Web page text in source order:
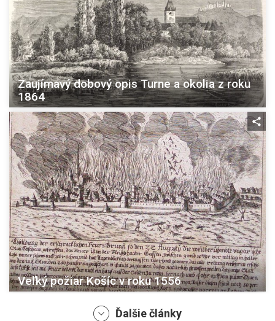
Zaujímavý dobový opis Turne a okolia z roku
1864
Veľký požiar Košíc v roku 1556
Ďalšie články